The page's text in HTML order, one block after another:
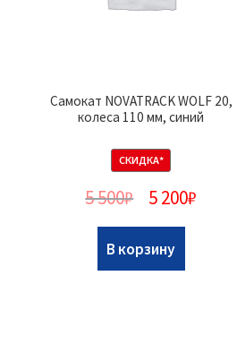
Самокат NOVATRACK WOLF 20,
колеса 110 мм, синий
СКИДКА*
5 500₽ 5 200₽
В корзину